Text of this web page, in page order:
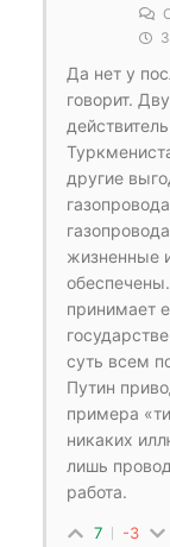
Да нет у
говорит.
другие
жизненные
принимает
суть всем
Путин
примера
никаких
лишь
работа.
7 -3